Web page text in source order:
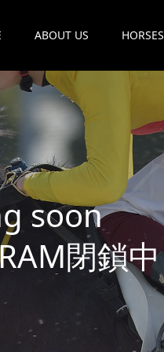
ABOUT US HORSES
g soon
AM閉鎖中